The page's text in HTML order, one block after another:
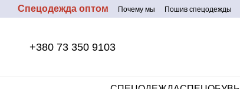
Перейти к основному контенту
Спецодежда оптом Почему мы Пошив спецодежды
+380 73 350 9103